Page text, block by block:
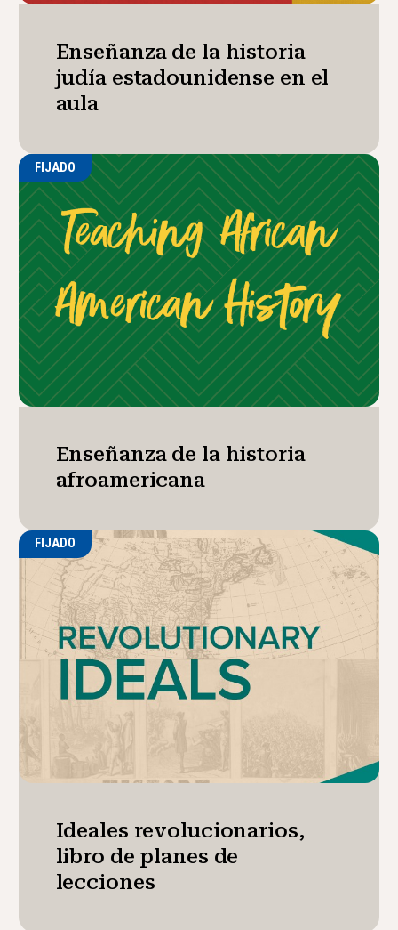
Enseñanza de la historia
judía estadounidense en el
aula
FIJADO
Enseñanza de la historia
afroamericana
FIJADO
Ideales revolucionarios,
libro de planes de
lecciones